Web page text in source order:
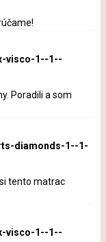
visco-1--1--
Poradili a som
diamonds-1--1-
tento matrac
visco-1--1--